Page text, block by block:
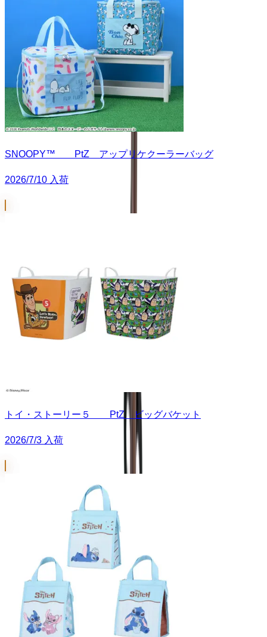
SNOOPY™ PtZ アップリケクーラーバッグ
2026/7/10 入荷
トイ・ストーリー５ PtZ ビッグバケット
2026/7/3 入荷